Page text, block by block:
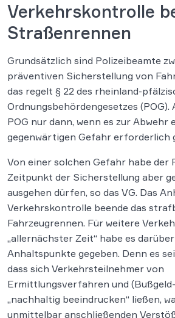
Verkehrskontrolle
Straßenrennen
Grundsätzlich sind Polizeibeamte
präventiven Sicherstellung von
das regelt § 22 des rheinland-
Ordnungsbehördengesetzes (POG).
POG nur dann, wenn es zur Abwehr
gegenwärtigen Gefahr erforderlich
Von einer solchen Gefahr habe der
Zeitpunkt der Sicherstellung aber
ausgehen dürfen, so das VG. Das
Verkehrskontrolle beende das
Fahrzeugrennen. Für weitere
„allernächster Zeit“ habe es
Anhaltspunkte gegeben. Denn es
dass sich Verkehrsteilnehmer von
Ermittlungsverfahren und
„nachhaltig beeindrucken“ ließen,
unmittelbar anschließenden